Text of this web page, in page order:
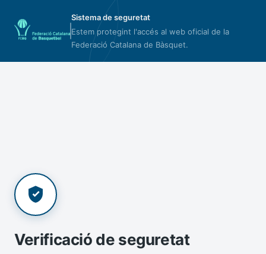
Sistema de seguretat
Estem protegint l'accés al web oficial de la
Federació Catalana de Bàsquet.
Verificació de seguretat